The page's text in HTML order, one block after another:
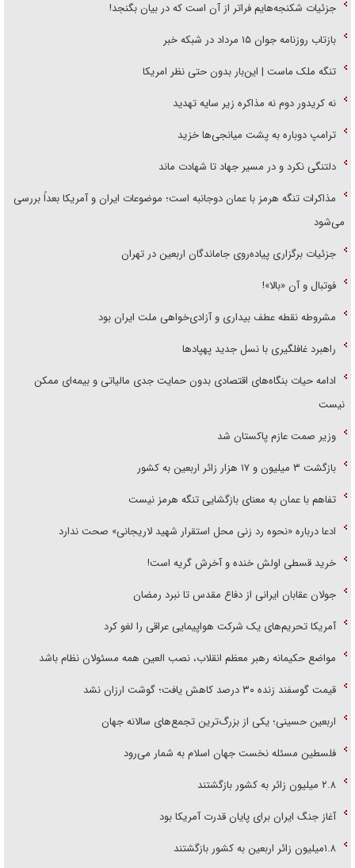
جزئیات شکنجه‌هایم فراتر از آن است که در بیان بگنجد!
بازتاب روزنامه جوان ۱۵ مرداد در شبکه خبر
تنگه ملک ماست | این‌بار بدون حتی نظر امریکا
نه کریدور دوم نه مذاکره زیر سایه تهدید
ترامپ دوباره به پشت میانجی‌ها خزید
دلتنگی نکرد و در مسیر جهاد تا شهادت ماند
مذاکرات تنگه هرمز با عمان دوجانبه است؛ موضوعات ایران و آمریکا بعداً بررسی
می‌شود
جزئیات برگزاری پیاده‌روی جاماندگان اربعین در تهران
فوتبال و آن «بالا»!
مشروطه نقطه عطف بیداری و آزادی‌خواهی ملت ایران بود
راهبرد غافلگیری با نسل جدید پهپاد‌ها
ادامه حیات بنگاه‌های اقتصادی بدون حمایت جدی مالیاتی و بیمه‌ای ممکن
نیست
وزیر صمت عازم پاکستان شد
بازگشت ۳ میلیون و ۱۷ هزار زائر اربعین به کشور
تفاهم با عمان به معنای بازگشایی تنگه هرمز نیست
ادعا درباره «نحوه رد زنی محل استقرار شهید لاریجانی» صحت ندارد
خرید قسطی اولش خنده و آخرش گریه است!
جولان عقابان ایرانی از دفاع مقدس تا نبرد رمضان
آمریکا تحریم‌های یک شرکت هواپیمایی عراقی را لغو کرد
مواضع حکیمانه رهبر معظم انقلاب، نصب العین همه مسئولان نظام باشد
قیمت گوسفند زنده ۳۰ درصد کاهش یافت؛ گوشت ارزان نشد
اربعین حسینی؛ یکی از بزرگ‌ترین تجمع‌های سالانه جهان
فلسطین مسئله نخست جهان اسلام به شمار می‌رود
۲.۸ میلیون زائر به کشور بازگشتند
آغاز جنگ ایران برای پایان قدرت آمریکا بود
۱.۸میلیون زائر اربعین به کشور بازگشتند